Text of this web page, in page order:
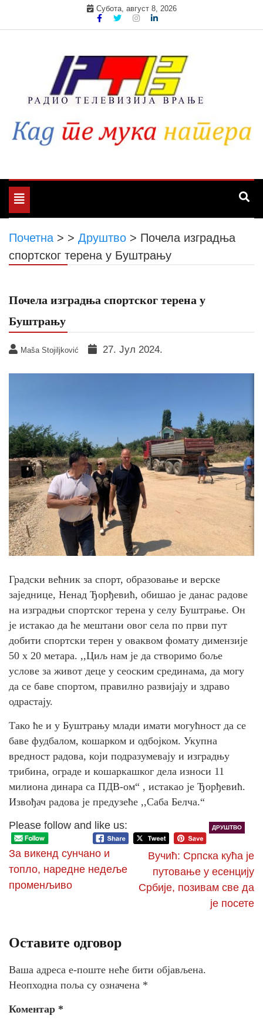
Субота, август 8, 2026
Toggle
navigation
Почетна > > Друштво > Почела изградња
спортског терена у Буштрању
Почела изградња спортског терена у
Буштрању
Maša Stojiljković 27. Јул 2024.
Градски већник за спорт, образовање и верске
заједнице, Ненад Ђорђевић, обишао је данас радове
на изградњи спортског терена у селу Буштрање. Он
је истакао да ће мештани овог села по први пут
добити спортски терен у оваквом фомату димензије
50 х 20 метара. ,,Циљ нам је да створимо боље
услове за живот деце у сеоским срединама, да могу
да се баве спортом, правилно развијају и здраво
одрастају.
Тако ће и у Буштрању млади имати могућност да се
баве фудбалом, кошарком и одбојком. Укупна
вредност радова, који подразумевају и изградњу
трибина, ограде и кошаркашког дела износи 11
милиона динара са ПДВ-ом“ , истакао је Ђорђевић.
Извођач радова је предузеће ,,Саба Белча.“
Please follow and like us:
ДРУШТВО
За викенд сунчано и
топло, наредне недеље
променљиво
Вучић: Српска кућа је
путовање у есенцију
Србије, позивам све да
је посете
Оставите одговор
Ваша адреса е-поште неће бити објављена.
Неопходна поља су означена *
Коментар *